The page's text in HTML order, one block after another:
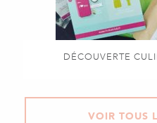
DÉCOUVERTE
VOIR TOUS